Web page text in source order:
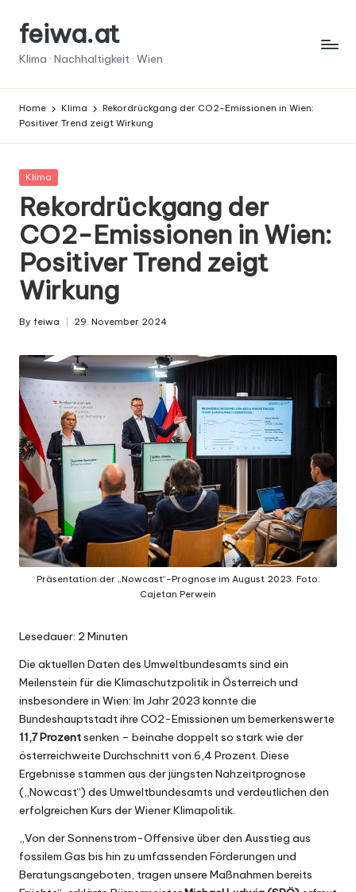
Skipfeiwa.at
Klima · Nachhaltigkeit · Wien
Home Klima
Rekordrückgang der CO2-Emissionen in Wien:
Positiver Trend zeigt Wirkung
Posted
Klima
Rekordrückgang der
CO2-Emissionen in Wien:
Positiver Trend zeigt
Wirkung
Posted
By feiwa 29. November 2024
Präsentation der „Nowcast“-Prognose im August 2023. Foto:
Cajetan Perwein
Lesedauer: 2 Minuten
Die aktuellen Daten des Umweltbundesamts sind ein
Meilenstein für die Klimaschutzpolitik in Österreich und
insbesondere in Wien: Im Jahr 2023 konnte die
Bundeshauptstadt ihre CO2-Emissionen um bemerkenswerte
11,7 Prozentsenken – beinahe doppelt so stark wie der
österreichweite Durchschnitt von 6,4 Prozent. Diese
Ergebnisse stammen aus der jüngsten Nahzeitprognose
(„Nowcast“) des Umweltbundesamts und verdeutlichen den
erfolgreichen Kurs der Wiener Klimapolitik.
„Von der Sonnenstrom-Offensive über den Ausstieg aus
fossilem Gas bis hin zu umfassenden Förderungen und
Beratungsangeboten, tragen unsere Maßnahmen bereits